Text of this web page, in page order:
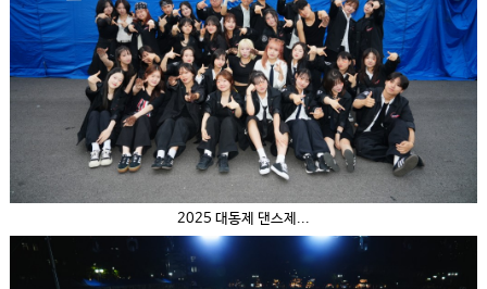
2025 대동제 댄스제...